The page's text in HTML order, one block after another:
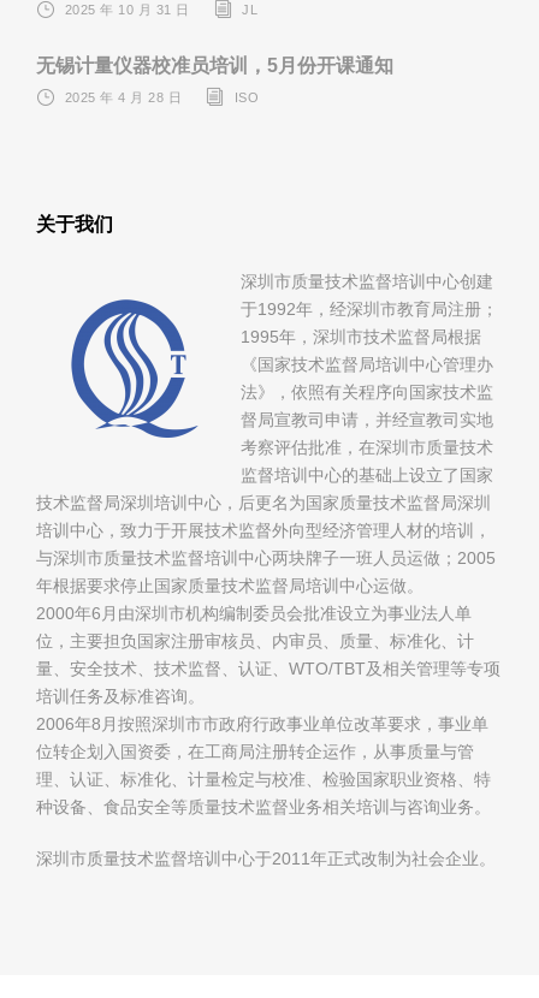
2025 年 10 月 31 日 JL
无锡计量仪器校准员培训，5月份开课通知
2025 年 4 月 28 日 ISO
关于我们
深圳市质量技术监督培训中心创建
于1992年，经深圳市教育局注册；
1995年，深圳市技术监督局根据
《国家技术监督局培训中心管理办
法》，依照有关程序向国家技术监
督局宣教司申请，并经宣教司实地
考察评估批准，在深圳市质量技术
监督培训中心的基础上设立了国家
技术监督局深圳培训中心，后更名为国家质量技术监督局深圳
培训中心，致力于开展技术监督外向型经济管理人材的培训，
与深圳市质量技术监督培训中心两块牌子一班人员运做；2005
年根据要求停止国家质量技术监督局培训中心运做。
2000年6月由深圳市机构编制委员会批准设立为事业法人单
位，主要担负国家注册审核员、内审员、质量、标准化、计
量、安全技术、技术监督、认证、WTO/TBT及相关管理等专项
培训任务及标准咨询。
2006年8月按照深圳市市政府行政事业单位改革要求，事业单
位转企划入国资委，在工商局注册转企运作，从事质量与管
理、认证、标准化、计量检定与校准、检验国家职业资格、特
种设备、食品安全等质量技术监督业务相关培训与咨询业务。
深圳市质量技术监督培训中心于2011年正式改制为社会企业。